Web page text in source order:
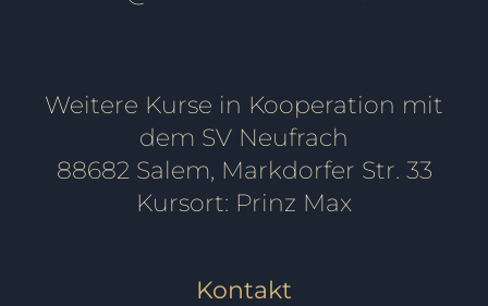
Weitere Kurse in Kooperation mit
dem SV Neufrach
88682 Salem, Markdorfer Str. 33
Kursort: Prinz Max
Kontakt